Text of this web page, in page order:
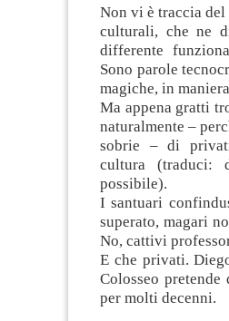
Non vi è traccia
culturali, che ne
differente
Sono parole
magiche, in
Ma appena gratti
naturalmente –
sobrie – di
cultura (traduci:
possibile).
I santuari
superato, magari
No, cattivi
E che privati.
Colosseo
per molti decenni.